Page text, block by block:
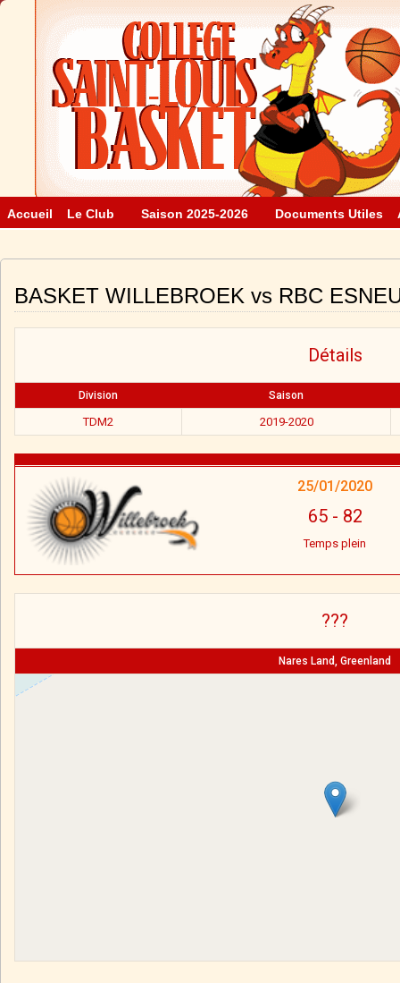
Accueil Le Club Saison 2025-2026 Documents Utiles
BASKET WILLEBROEK vs RBC
Détails
Division Saison
TDM2 2019-2020
25/01/2020
65- 82
Temps plein
???
Nares Land, Greenland